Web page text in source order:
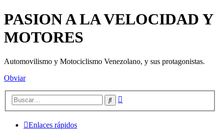
PASION A LA VELOCIDAD Y
MOTORES
Automovilismo y Motociclismo Venezolano, y sus protagonistas.
Obviar
Buscar
Enlaces rápidos